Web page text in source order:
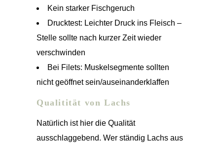
Kein starker Fischgeruch
Drucktest: Leichter Druck ins Fleisch –
Stelle sollte nach kurzer Zeit wieder
verschwinden
Bei Filets: Muskelsegmente sollten
nicht geöffnet sein/auseinanderklaffen
Qualitität von Lachs
Natürlich ist hier die Qualität
ausschlaggebend. Wer ständig Lachs aus